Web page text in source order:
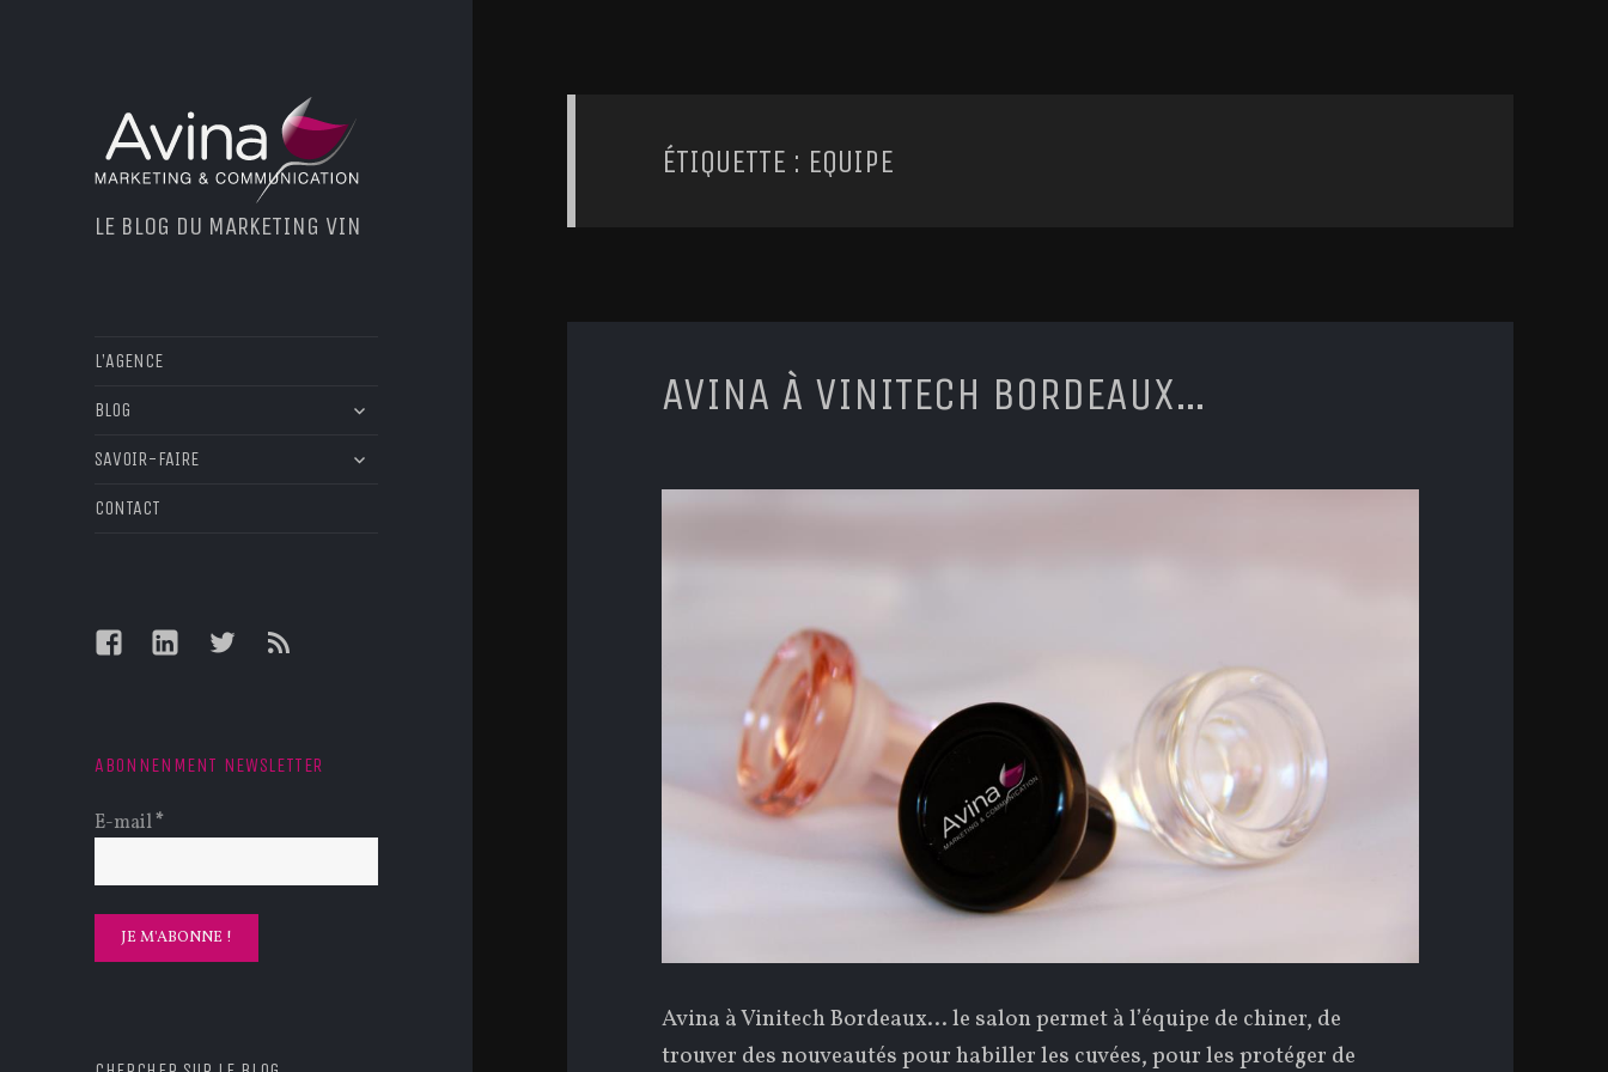
LE BLOG DU MARKETING VIN
L’AGENCE
BLOG
ouvrir
sous-
SAVOIR-FAIRE
ouvrir
CONTACT
FacebookLinkedInTwitterFeed
ABONNENMENT NEWSLETTER
E-mail*
ÉTIQUETTE : EQUIPE
AVINA À VINITECH BORDEAUX…
Avina à Vinitech Bordeaux… le salon permet à l’équipe de chiner, de
trouver des nouveautés pour habiller les cuvées, pour les protéger de